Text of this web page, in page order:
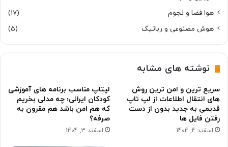
هوا فضا و نجوم
(17)
هوش مصنوعی و رباتیک
(5)
نوشته های مشابه
سریع ترین و امن ترین روش
های انتقال اطلاعات از لپ تاپ
قدیمی به جدید بدون از دست
رفتن فایل ها
اسفند 4, 1404
لپتاپ مناسب برنامه های آموزشی
کودکان ایرانی؛ چه مدلی بخریم
که هم امن باشد هم مقرون به
صرفه؟
اسفند 3, 1404